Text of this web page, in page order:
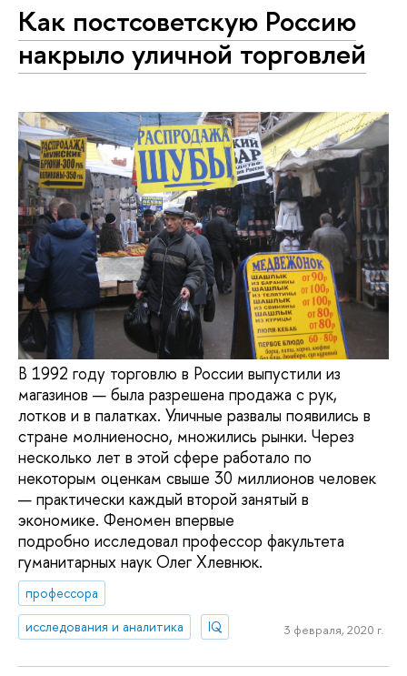
Как постсоветскую Россию
накрыло уличной торговлей
В 1992 году торговлю в России выпустили из
магазинов — была разрешена продажа с рук,
лотков и в палатках. Уличные развалы появились в
стране молниеносно, множились рынки. Через
несколько лет в этой сфере работало по
некоторым оценкам свыше 30 миллионов человек
— практически каждый второй занятый в
экономике. Феномен впервые
подробно исследовал профессор факультета
гуманитарных наук Олег Хлевнюк.
профессора
исследования и аналитика
IQ 3 февраля, 2020 г.